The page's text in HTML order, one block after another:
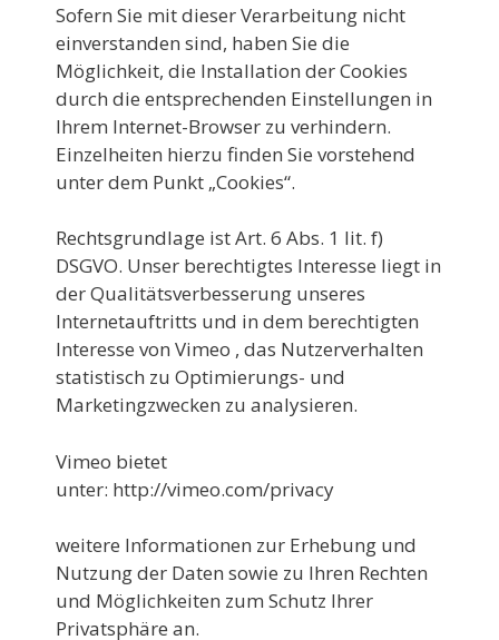
Sofern Sie mit dieser Verarbeitung nicht
einverstanden sind, haben Sie die
Möglichkeit, die Installation der Cookies
durch die entsprechenden Einstellungen in
Ihrem Internet-Browser zu verhindern.
Einzelheiten hierzu finden Sie vorstehend
unter dem Punkt „Cookies“.
Rechtsgrundlage ist Art. 6 Abs. 1 lit. f)
DSGVO. Unser berechtigtes Interesse liegt in
der Qualitätsverbesserung unseres
Internetauftritts und in dem berechtigten
Interesse von Vimeo , das Nutzerverhalten
statistisch zu Optimierungs- und
Marketingzwecken zu analysieren.
Vimeo bietet
unter: http://vimeo.com/privacy
weitere Informationen zur Erhebung und
Nutzung der Daten sowie zu Ihren Rechten
und Möglichkeiten zum Schutz Ihrer
Privatsphäre an.